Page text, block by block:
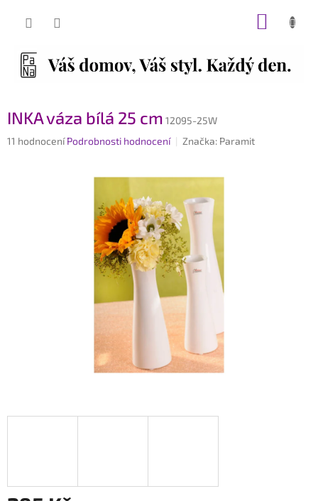
INKA váza bílá 25 cm 12095-25W
Průměrné
11 hodnocení Podrobnosti hodnocení Značka: Paramit